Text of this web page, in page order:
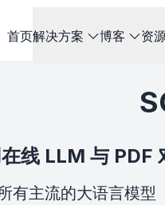
首页解决方案 博客 资
线 LLM 与 PDF
有主流的大语言模